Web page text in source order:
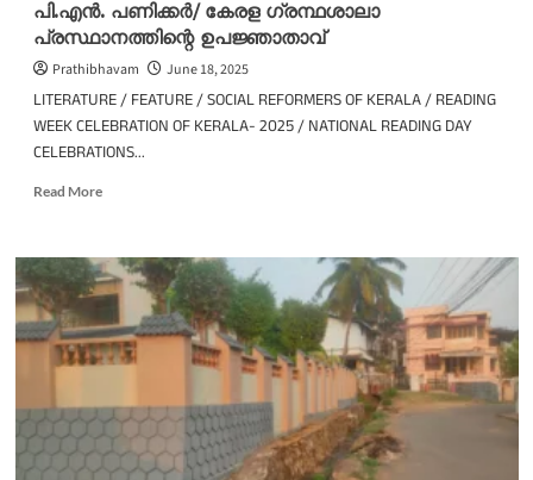
പി.എൻ. പണിക്കർ/ കേരള ഗ്രന്ഥശാലാ
പ്രസ്ഥാനത്തിന്റെ ഉപജ്ഞാതാവ്
Prathibhavam June 18, 2025
LITERATURE / FEATURE / SOCIAL REFORMERS OF KERALA / READING
WEEK CELEBRATION OF KERALA- 2025 / NATIONAL READING DAY
CELEBRATIONS...
Read MoreRead
പി.എൻ.
പണിക്കർ/
കേരള
ഗ്രന്ഥശാലാ
പ്രസ്ഥാനത്തിന്റെ
ഉപജ്ഞാതാവ്